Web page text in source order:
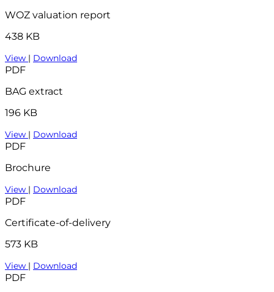
WOZ valuation report
438 KB
View | Download
PDF
BAG extract
196 KB
View | Download
PDF
Brochure
View | Download
PDF
Certificate-of-delivery
573 KB
View | Download
PDF